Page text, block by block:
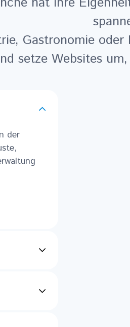
Gastronomie
setze Websites
der